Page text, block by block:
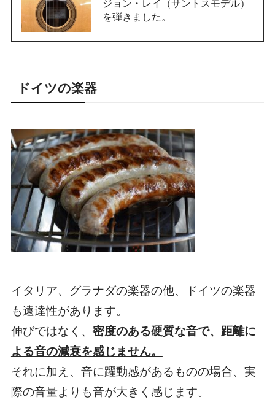
ジョン・レイ（サントスモデル）
を弾きました。
ドイツの楽器
イタリア、グラナダの楽器の他、
ドイツの楽器
も遠達性があります。
伸びではなく、 密度のある硬質な音で、距離に
よる音の減衰を感じません。
それに加え、音に躍動感があるものの場合、実
際の音量よりも音が大きく感じます。